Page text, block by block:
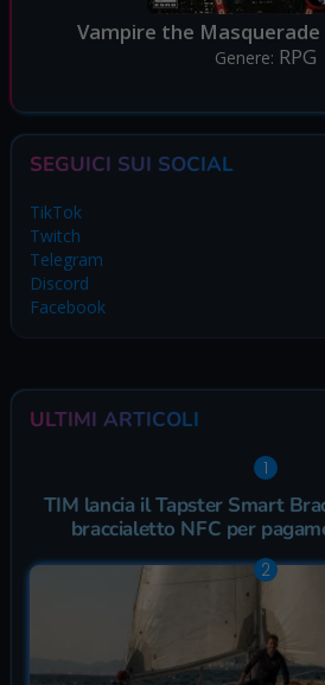
Vampire the
Genere: RPG
SEGUICI SUI SOCIAL
TikTok
Twitch
Telegram
Discord
Facebook
ULTIMI ARTICOLI
TIM lancia il Tapster Smart
braccialetto NFC per